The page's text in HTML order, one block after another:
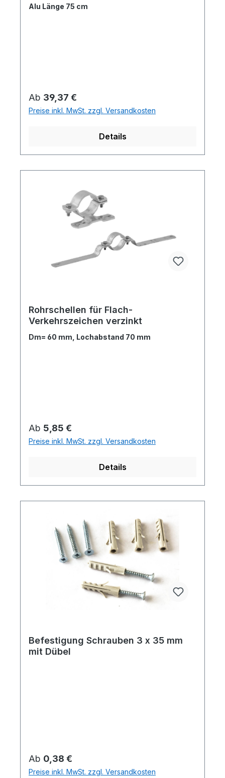
Alu Länge 75 cm
Regulärer Preis:
Ab 39,37 €
Preise inkl. MwSt. zzgl. Versandkosten
Details
Rohrschellen für Flach-
Verkehrszeichen verzinkt
Dm= 60 mm, Lochabstand 70 mm
Regulärer Preis:
Ab 5,85 €
Preise inkl. MwSt. zzgl. Versandkosten
Details
Befestigung Schrauben 3 x 35 mm
mit Dübel
Regulärer Preis:
Ab 0,38 €
Preise inkl. MwSt. zzgl. Versandkosten